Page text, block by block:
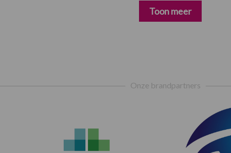
Toon meer
Onze brandpartners